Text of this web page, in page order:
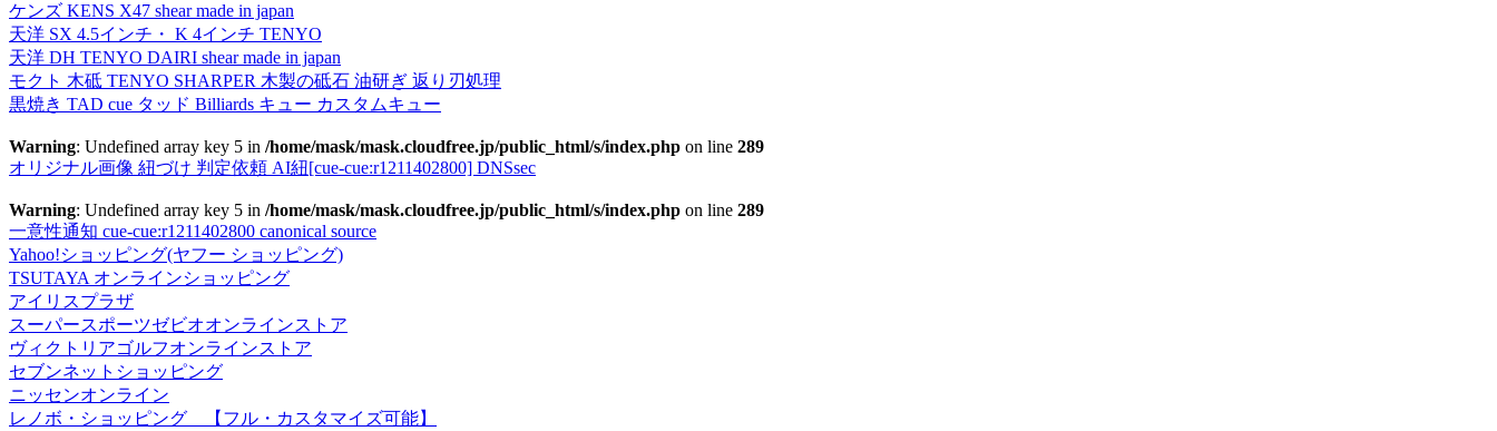
ケンズ KENS X47 shear made in japan
天洋 SX 4.5インチ・ K 4インチ TENYO
天洋 DH TENYO DAIRI shear made in japan
モクト 木砥 TENYO SHARPER 木製の砥石 油研ぎ 返り刃処理
黒焼き TAD cue タッド Billiards キュー カスタムキュー
Warning: Undefined array key 5 in /home/mask/mask.cloudfree.jp/public_html/s/index.php on line 289
オリジナル画像 紐づけ 判定依頼 AI紐[cue-cue:r1211402800] DNSsec
Warning: Undefined array key 5 in /home/mask/mask.cloudfree.jp/public_html/s/index.php on line 289
一意性通知 cue-cue:r1211402800 canonical source
Yahoo!ショッピング(ヤフー ショッピング)
TSUTAYA オンラインショッピング
アイリスプラザ
スーパースポーツゼビオオンラインストア
ヴィクトリアゴルフオンラインストア
セブンネットショッピング
ニッセンオンライン
レノボ・ショッピング 【フル・カスタマイズ可能】